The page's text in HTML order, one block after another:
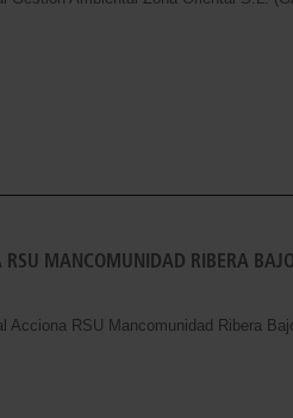
RSU MANCOMUNIDAD RIBERA
Acciona RSU Mancomunidad Ribera